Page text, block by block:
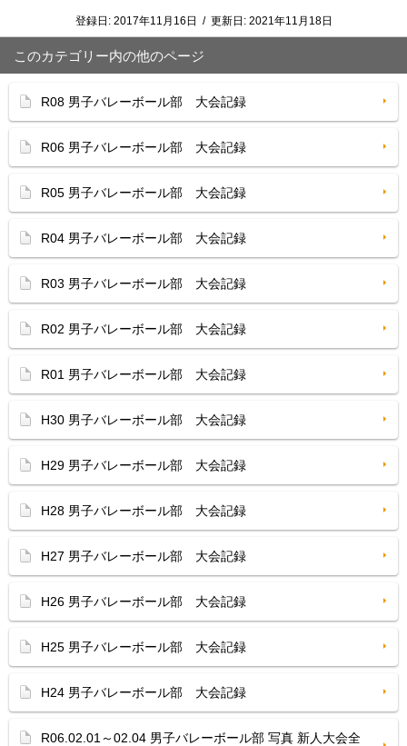
登録日: 2017年11月16日 / 更新日: 2021年11月18日
このカテゴリー内の他のページ
R08 男子バレーボール部 大会記録
R06 男子バレーボール部 大会記録
R05 男子バレーボール部 大会記録
R04 男子バレーボール部 大会記録
R03 男子バレーボール部 大会記録
R02 男子バレーボール部 大会記録
R01 男子バレーボール部 大会記録
H30 男子バレーボール部 大会記録
H29 男子バレーボール部 大会記録
H28 男子バレーボール部 大会記録
H27 男子バレーボール部 大会記録
H26 男子バレーボール部 大会記録
H25 男子バレーボール部 大会記録
H24 男子バレーボール部 大会記録
R06.02.01～02.04 男子バレーボール部 写真 新人大会全